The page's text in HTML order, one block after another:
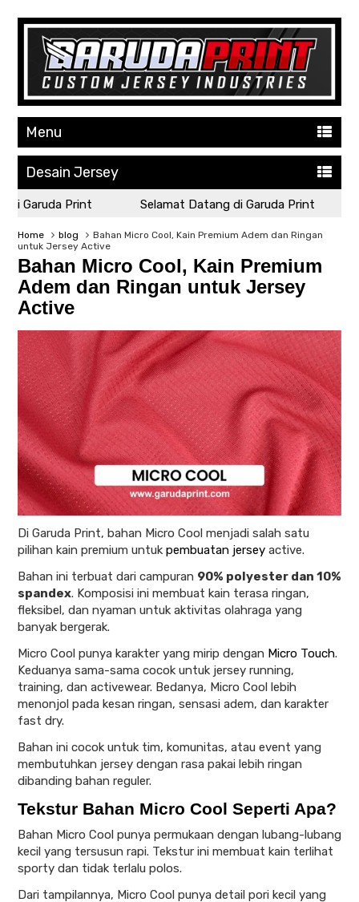
Menu
Desain Jersey
Garuda Print Selamat Datang di Garuda Print
Home blog
Bahan Micro Cool, Kain Premium Adem dan Ringan
untuk Jersey Active
Bahan Micro Cool, Kain Premium
Adem dan Ringan untuk Jersey
Active
Di Garuda Print, bahan Micro Cool menjadi salah satu
pilihan kain premium untuk pembuatan jersey active.
Bahan ini terbuat dari campuran 90% polyester dan 10%
spandex. Komposisi ini membuat kain terasa ringan,
fleksibel, dan nyaman untuk aktivitas olahraga yang
banyak bergerak.
Micro Cool punya karakter yang mirip dengan Micro Touch.
Keduanya sama-sama cocok untuk jersey running,
training, dan activewear. Bedanya, Micro Cool lebih
menonjol pada kesan ringan, sensasi adem, dan karakter
fast dry.
Bahan ini cocok untuk tim, komunitas, atau event yang
membutuhkan jersey dengan rasa pakai lebih ringan
dibanding bahan reguler.
Tekstur Bahan Micro Cool Seperti Apa?
Bahan Micro Cool punya permukaan dengan lubang-lubang
kecil yang tersusun rapi. Tekstur ini membuat kain terlihat
sporty dan tidak terlalu polos.
Dari tampilannya, Micro Cool punya detail pori kecil yang